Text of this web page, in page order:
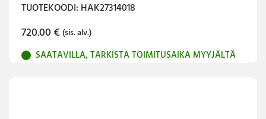
TUOTEKOODI: HAK27314018
720.00€ (sis. alv.)
SAATAVILLA, TARKISTA TOIMITUSAIKA MYYJÄLTÄ